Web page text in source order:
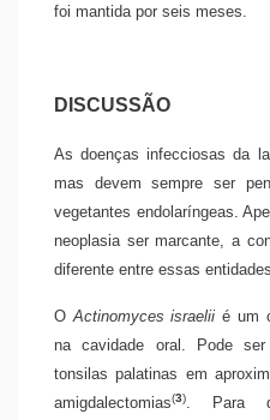
foi mantida por seis meses.
DISCUSSÃO
As doenças infecciosas da
mas devem sempre ser
vegetantes endolaríngeas.
neoplasia ser marcante, a
diferente entre essas entidades.
O Actinomyces israelii é um
na cavidade oral. Pode
tonsilas palatinas em
amigdalectomias(3)
. Para